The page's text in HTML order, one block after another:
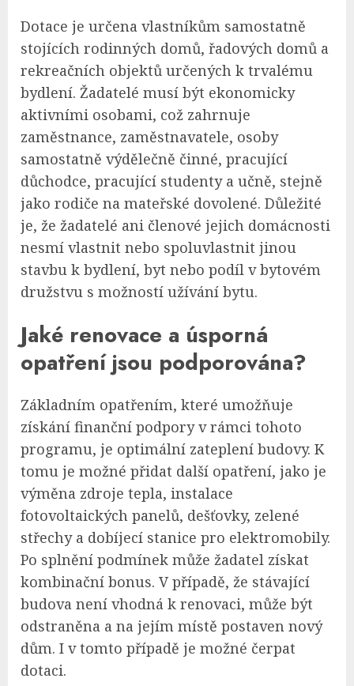
Dotace je určena vlastníkům samostatně
stojících rodinných domů, řadových domů a
rekreačních objektů určených k trvalému
bydlení. Žadatelé musí být ekonomicky
aktivními osobami, což zahrnuje
zaměstnance, zaměstnavatele, osoby
samostatně výdělečně činné, pracující
důchodce, pracující studenty a učně, stejně
jako rodiče na mateřské dovolené. Důležité
je, že žadatelé ani členové jejich domácnosti
nesmí vlastnit nebo spoluvlastnit jinou
stavbu k bydlení, byt nebo podíl v bytovém
družstvu s možností užívání bytu.
Jaké renovace a úsporná
opatření jsou podporována?
Základním opatřením, které umožňuje
získání finanční podpory v rámci tohoto
programu, je optimální zateplení budovy. K
tomu je možné přidat další opatření, jako je
výměna zdroje tepla, instalace
fotovoltaických panelů, dešťovky, zelené
střechy a dobíjecí stanice pro elektromobily.
Po splnění podmínek může žadatel získat
kombinační bonus. V případě, že stávající
budova není vhodná k renovaci, může být
odstraněna a na jejím místě postaven nový
dům. I v tomto případě je možné čerpat
dotaci.